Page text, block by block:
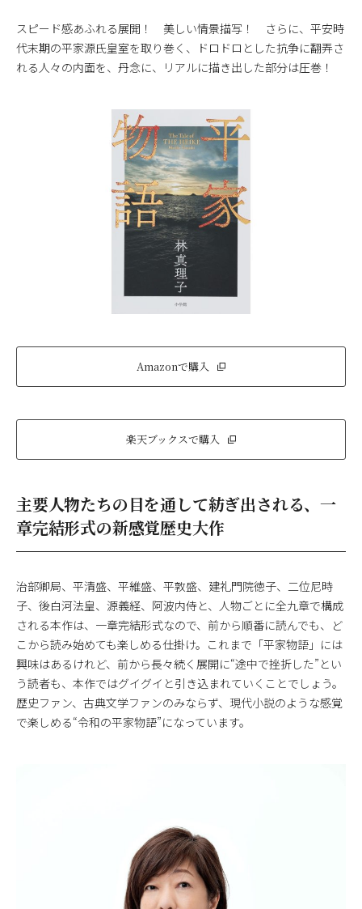
スピード感あふれる展開！ 美しい情景描写！ さらに、平安時
代末期の平家源氏皇室を取り巻く、ドロドロとした抗争に翻弄さ
れる人々の内面を、丹念に、リアルに描き出した部分は圧巻！
Amazonで購入
楽天ブックスで購入
主要人物たちの目を通して紡ぎ出される、一
章完結形式の新感覚歴史大作
治部卿局、平清盛、平維盛、平敦盛、建礼門院徳子、二位尼時
子、後白河法皇、源義経、阿波内侍と、人物ごとに全九章で構成
される本作は、一章完結形式なので、前から順番に読んでも、ど
こから読み始めても楽しめる仕掛け。これまで「平家物語」には
興味はあるけれど、前から長々続く展開に“途中で挫折した”とい
う読者も、本作ではグイグイと引き込まれていくことでしょう。
歴史ファン、古典文学ファンのみならず、現代小説のような感覚
で楽しめる“令和の平家物語”になっています。